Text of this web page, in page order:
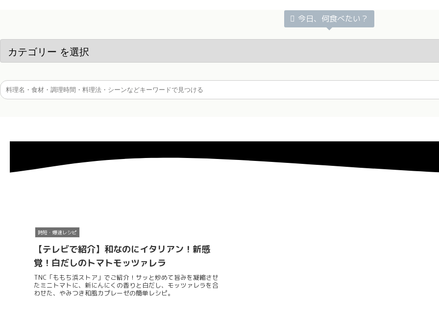
今日、何食べたい？
時短・爆速レシピ
【テレビで紹介】和なのにイタリアン！新感
覚！白だしのトマトモッツァレラ
TNC「ももち浜ストア」でご紹介！サッと炒めて旨みを凝縮させ
たミニトマトに、新にんにくの香りと白だし、モッツァレラを合
わせた、やみつき和風カプレーゼの簡単レシピ。